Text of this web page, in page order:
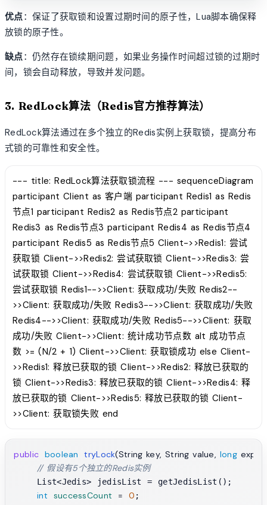
优点：保证了获取锁和设置过期时间的原子性，Lua脚本确保释
放锁的原子性。
缺点：仍然存在锁续期问题，如果业务操作时间超过锁的过期时
间，锁会自动释放，导致并发问题。
3. RedLock算法（Redis官方推荐算法）
RedLock算法通过在多个独立的Redis实例上获取锁，提高分布
式锁的可靠性和安全性。
--- title: RedLock算法获取锁流程 --- sequenceDiagram
participant Client as 客户端 participant Redis1 as Redis
节点1 participant Redis2 as Redis节点2 participant
Redis3 as Redis节点3 participant Redis4 as Redis节点4
participant Redis5 as Redis节点5 Client->>Redis1: 尝试
获取锁 Client->>Redis2: 尝试获取锁 Client->>Redis3: 尝
试获取锁 Client->>Redis4: 尝试获取锁 Client->>Redis5:
尝试获取锁 Redis1-->>Client: 获取成功/失败 Redis2--
>>Client: 获取成功/失败 Redis3-->>Client: 获取成功/失败
Redis4-->>Client: 获取成功/失败 Redis5-->>Client: 获取
成功/失败 Client->>Client: 统计成功节点数 alt 成功节点
数 >= (N/2 + 1) Client->>Client: 获取锁成功 else Client-
>>Redis1: 释放已获取的锁 Client->>Redis2: 释放已获取的
锁 Client->>Redis3: 释放已获取的锁 Client->>Redis4: 释
放已获取的锁 Client->>Redis5: 释放已获取的锁 Client-
>>Client: 获取锁失败 end
public boolean tryLock(String key, String value, long
// 假设有5个独立的Redis实例
    List<Jedis> jedisList = getJedisList();
int successCount = 0 ;